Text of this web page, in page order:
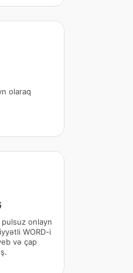
olaraq
pulsuz onlayn
WORD-i
və çap